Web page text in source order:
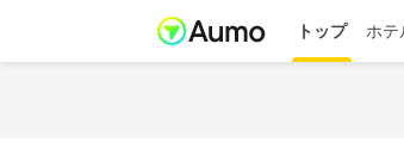
トップ ホテ